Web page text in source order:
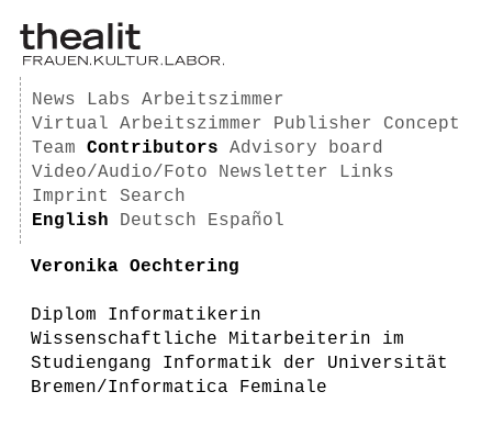
News Labs
Arbeitszimmer
Virtual Arbeitszimmer
Publisher
Concept
Team
Contributors
Advisory board
Video/Audio/Foto
Newsletter
Links
Imprint
Search
English
Deutsch Español
Veronika Oechtering
Diplom Informatikerin
Wissenschaftliche Mitarbeiterin im
Studiengang Informatik der Universität
Bremen/Informatica Feminale